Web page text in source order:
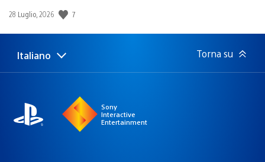
Data
pubblicazione:
28 Luglio, 2026 7
Seleziona
una
Regione
attuale:
Italiano Torna su
Sony
Interactive
Entertainment